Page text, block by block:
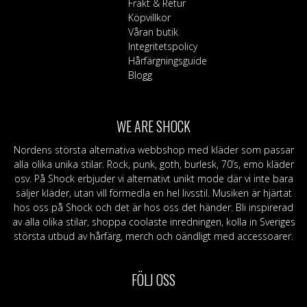
produktsidan
Frakt & Retur
Köpvillkor
Våran butik
Integritetspolicy
Hårfärgningsguide
Blogg
WE ARE SHOCK
Nordens största alternativa webbshop med kläder som passar
alla olika unika stilar. Rock, punk, goth, burlesk, 70’s, emo kläder
osv. På Shock erbjuder vi alternativt unikt mode där vi inte bara
säljer kläder, utan vill förmedla en hel livsstil. Musiken är hjärtat
hos oss på Shock och det är hos oss det händer. Bli inspirerad
av alla olika stilar, shoppa coolaste inredningen, kolla in Sveriges
största utbud av hårfärg, merch och oändligt med accessoarer.
FÖLJ OSS